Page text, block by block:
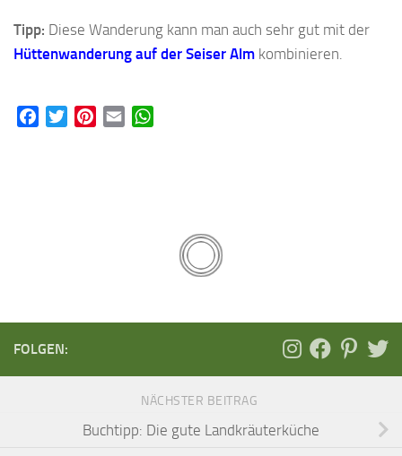
Tipp: Diese Wanderung kann man auch sehr gut mit der
Hüttenwanderung auf der Seiser Alm kombinieren.
FacebookTwitterPinterest
Email
FOLGEN:
NÄCHSTER BEITRAG
Buchtipp: Die gute Landkräuterküche